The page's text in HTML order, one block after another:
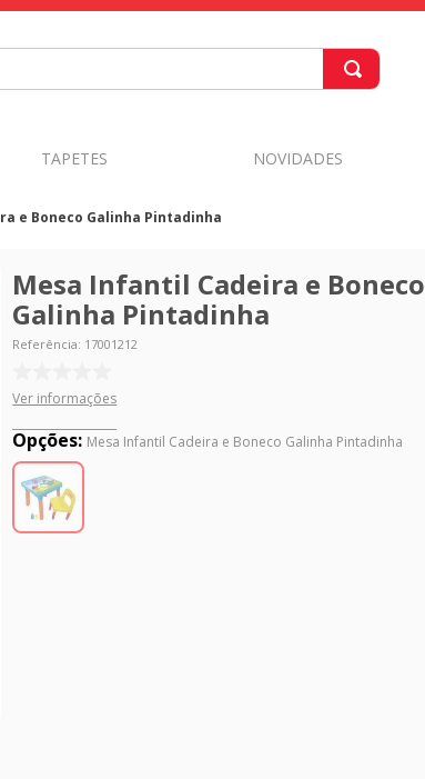
TAPETES NOVIDADES
e Boneco Galinha Pintadinha
Mesa Infantil Cadeira e Boneco
Galinha Pintadinha
Referência: 17001212
Ver informações
Opções: Mesa Infantil Cadeira e Boneco Galinha Pintadinha